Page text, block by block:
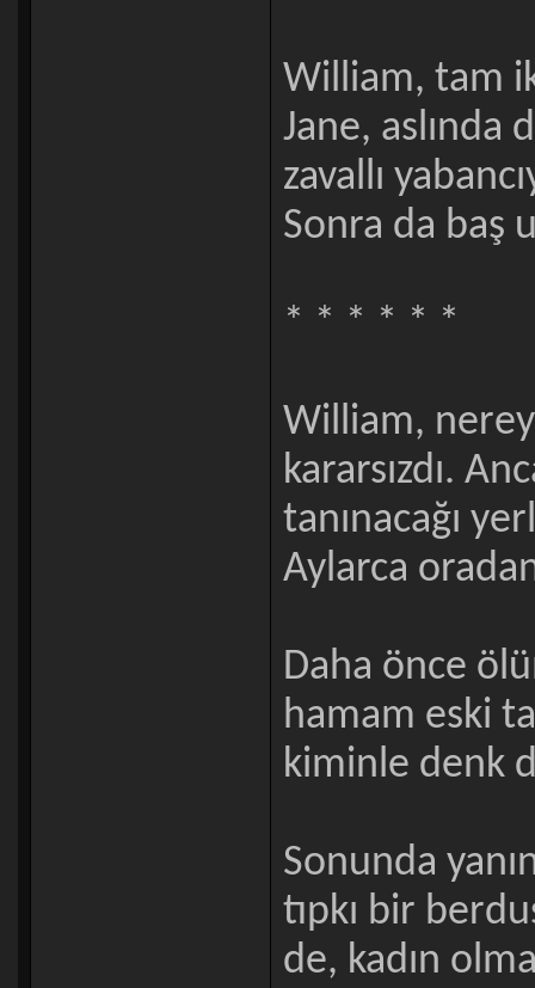
William, tam
Jane,
zavallı
Sonra da baş
* * * * * *
William,
kararsızdı.
tanınacağı
Aylarca
Daha önce
hamam eski
kiminle denk
Sonunda
tıpkı bir
de, kadın